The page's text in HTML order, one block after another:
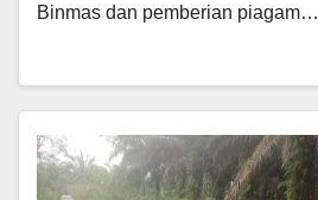
Binmas dan pemberian piagam…